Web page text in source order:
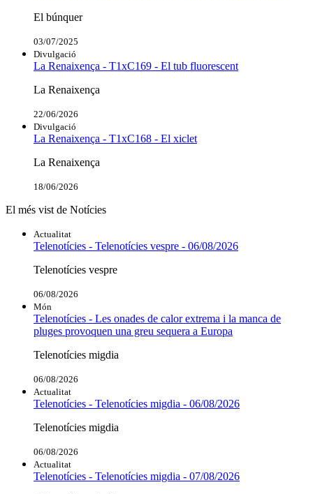
El búnquer
03/07/2025
Divulgació
La Renaixença - T1xC169 - El tub fluorescent
La Renaixença
22/06/2026
Divulgació
La Renaixença - T1xC168 - El xiclet
La Renaixença
18/06/2026
El més vist de Notícies
Actualitat
Telenotícies - Telenotícies vespre - 06/08/2026
Telenotícies vespre
06/08/2026
Món
Telenotícies - Les onades de calor extrema i la manca de
pluges provoquen una greu sequera a Europa
Telenotícies migdia
06/08/2026
Actualitat
Telenotícies - Telenotícies migdia - 06/08/2026
Telenotícies migdia
06/08/2026
Actualitat
Telenotícies - Telenotícies migdia - 07/08/2026